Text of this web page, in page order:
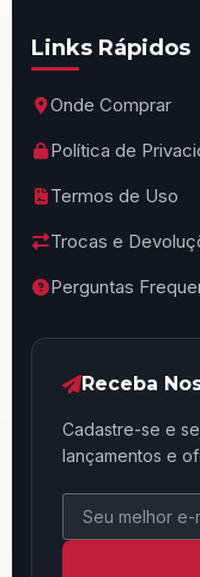
Links Rápidos
Onde Comprar
Política de
Termos de Uso
Trocas e
Perguntas
Receba
Cadastre-se e
lançamentos e